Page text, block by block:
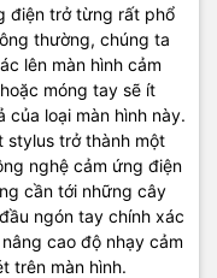
điện trở từng rất phổ
thường, chúng ta
lên màn hình cảm
móng tay sẽ ít
của loại màn hình này.
stylus trở thành một
nghệ cảm ứng điện
cần tới những cây
ngón tay chính xác
cao độ nhạy cảm
trên màn hình.